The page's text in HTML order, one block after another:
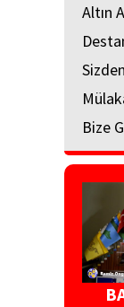
Altın
Bize